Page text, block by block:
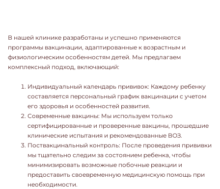
В нашей клинике разработаны и успешно применяются
программы вакцинации, адаптированные к возрастным и
физиологическим особенностям детей. Мы предлагаем
комплексный подход, включающий:
Индивидуальный календарь прививок: Каждому ребенку
составляется персональный график вакцинации с учетом
его здоровья и особенностей развития.
Современные вакцины: Мы используем только
сертифицированные и проверенные вакцины, прошедшие
клинические испытания и рекомендованные ВОЗ.
Поствакцинальный контроль: После проведения прививки
мы тщательно следим за состоянием ребенка, чтобы
минимизировать возможные побочные реакции и
предоставить своевременную медицинскую помощь при
необходимости.